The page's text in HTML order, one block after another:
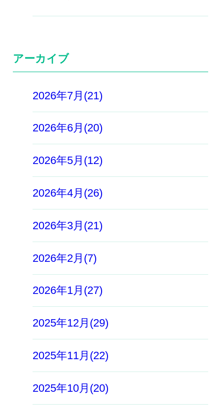
アーカイブ
2026年7月(21)
2026年6月(20)
2026年5月(12)
2026年4月(26)
2026年3月(21)
2026年2月(7)
2026年1月(27)
2025年12月(29)
2025年11月(22)
2025年10月(20)